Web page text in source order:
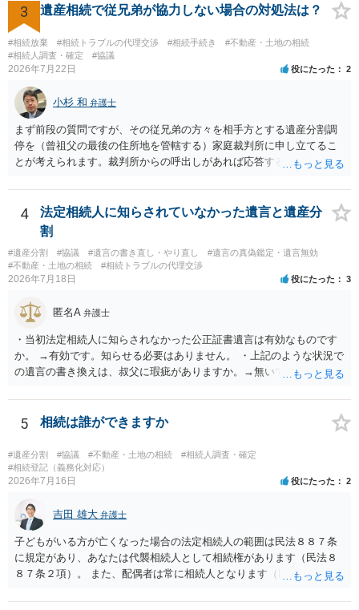
医師の意見書、筆跡鑑定 が提出されればその効力が否定される可能性
はありますが、 ・伯母様自身が分割協議に加わっていること ・御祖母
様の意に反する遺産分割協議を行う実益が誰にあったかの立証が困難
であること からすると、実際に遺産分割協議の効力が否定される可能
性はそれほど高くない（立証のハードルは非常に高い）ということが
言えると思います。
3 遺産相続で従兄弟が協力しない場合の対処法は？
#相続放棄 #相続トラブルの代理交渉 #相続手続き
#不動産・土地の相続
#相続人調査・確定
#協議
2026年7月22日 役にたった 2
小杉 和 弁護士
まず前段の質問ですが、その従兄弟の方々を相手方とする遺産分割調
停を（曾祖父の最後の住所地を管轄する）家庭裁判所に申し立てるこ
とが考えられます。裁判所からの呼出しがあれば応答する可能性がま
能と思われます。時間が思った以上にないので必要書類をてきぱきと
揃える必要があります。その点是非御注意ください。
4
法定相続人に知らされていなかった遺言と遺産分
割
#遺産分割 #協議 #遺言の書き直し・やり直し
#遺言の真偽鑑定・遺言無効
#不動産・土地の相続
#相続トラブルの代理交渉
2026年7月18日 役にたった 3
匿名A 弁護士
・当初法定相続人に知らされなかった公正証書遺言は有効なものです
か。 →有効です。知らせる必要はありません。 ・上記のような状況で
の遺言の書き換えは、叔父に瑕疵がありますか。→無いです。 ・分割
ますか。 →本人が自由に決められますので、どこが妥当とは言えない
です。客観的な基準もありません。 ・できれば穏やかに、分割を拒否
することはできますか。 →分割を拒否するということは、遺産はいら
ないということでしょうか。遺言で、受取を指定されててもいらない
と拒否することはできます。理由を説明する必要はありません。
5 相続は誰ができますか
#遺産分割 #協議 #不動産・土地の相続
#相続人調査・確定
#相続登記（義務化対応）
2026年7月16日 役にたった 2
吉田 雄大 弁護士
子どもがいる方が亡くなった場合の法定相続人の範囲は民法８８７条
に規定があり、あなたは代襲相続人として相続権があります（民法８
８７条２項）。 また、配偶者は常に相続人となります（民法８９０
も相続権があります。つまり、孫５人に加えて「おじ又はおば」にも